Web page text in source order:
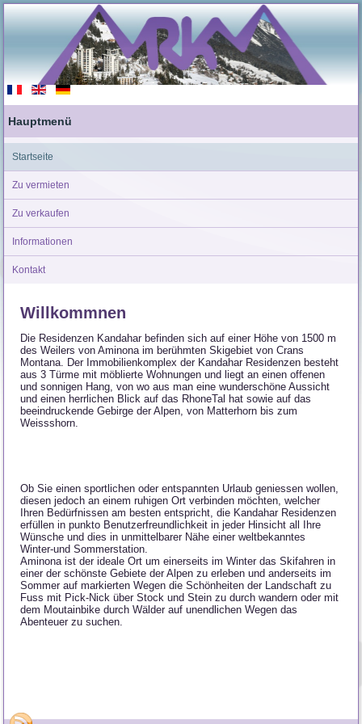
Hauptmenü
Startseite
Zu vermieten
Zu verkaufen
Informationen
Kontakt
Willkommnen
Die Residenzen Kandahar befinden sich auf einer Höhe von 1500 m
des Weilers von Aminona im berühmten Skigebiet von Crans
Montana. Der Immobilienkomplex der Kandahar Residenzen besteht
aus 3 Türme mit möblierte Wohnungen und liegt an einen offenen
und sonnigen Hang, von wo aus man eine wunderschöne Aussicht
und einen herrlichen Blick auf das RhoneTal hat sowie auf das
beeindruckende Gebirge der Alpen, von Matterhorn bis zum
Weissshorn.
Ob Sie einen sportlichen oder entspannten Urlaub geniessen wollen,
diesen jedoch an einem ruhigen Ort verbinden möchten, welcher
Ihren Bedürfnissen am besten entspricht, die Kandahar Residenzen
erfüllen in punkto Benutzerfreundlichkeit in jeder Hinsicht all Ihre
Wünsche und dies in unmittelbarer Nähe einer weltbekanntes
Winter-und Sommerstation.
Aminona ist der ideale Ort um einerseits im Winter das Skifahren in
einer der schönste Gebiete der Alpen zu erleben und anderseits im
Sommer auf markierten Wegen die Schönheiten der Landschaft zu
Fuss mit Pick-Nick über Stock und Stein zu durch wandern oder mit
dem Moutainbike durch Wälder auf unendlichen Wegen das
Abenteuer zu suchen.